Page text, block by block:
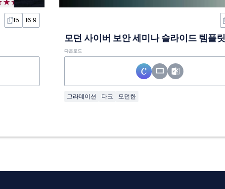
15 16:9
모던 사이버 보안 세미나 슬라이드 템플릿
다운로드
그라데이션 다크 모던한